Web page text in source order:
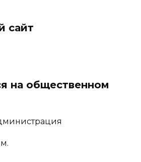
сайт
на общественном